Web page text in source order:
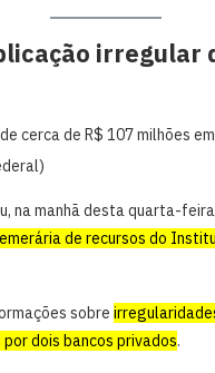
irregular
cerca de R$ 107 milhões
na manhã desta quarta-
de recursos do
sobre
dois bancos privados.